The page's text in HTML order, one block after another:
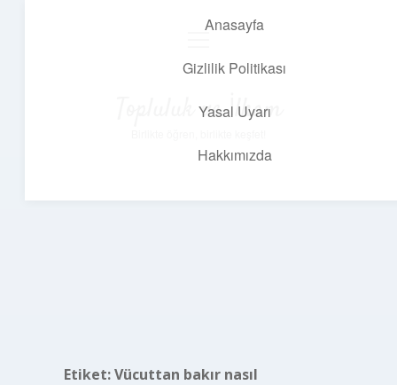
Anasayfa
Gizlilik Politikası
Yasal Uyarı
Hakkımızda
Topluluk ve İlham
Etiket:Vücuttan bakır nasıl